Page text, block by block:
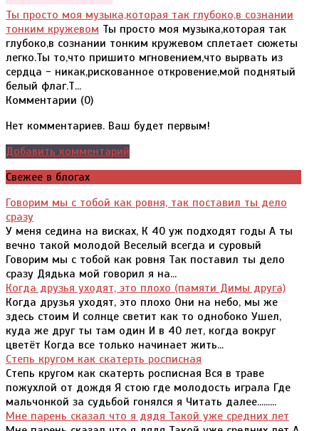
Ты просто моя музыка,которая так глубоко,в сознании
тонким кружевом Ты просто моя музыка,которая так
глубоко,в сознании тонким кружевом сплетает сюжеты
легко.Ты то,что пришито мгновением,что вырвать из
сердца - никак,рискованное откровение,мой поднятый
белый флаг.Т...
Комментарии (0)
Нет комментариев. Ваш будет первым!
Добавить комментарий
Свежее в блогах
Говорим мы с тобой как ровня, так поставил ты дело
сразу
У меня седина на висках, К 40 уж подходят годы А ты
вечно такой молодой Веселый всегда и суровый
Говорим мы с тобой как ровня Так поставил ты дело
сразу Дядька мой говорил я на...
Когда друзья уходят, это плохо (памяти Димы друга)
Когда друзья уходят, это плохо Они на небо, мы же
здесь стоим И солнце светит как то однобоко Ушел,
куда же друг ты там один И в 40 лет, когда вокруг
цветёт Когда все только начинает жить...
Степь кругом как скатерть росписная
Степь кругом как скатерть росписная Вся в траве
пожухлой от дождя Я стою где молодость играла Где
мальчонкой за судьбой гонялся я Читать далее.........
Мне парень сказал что я дядя Такой уже средних лет